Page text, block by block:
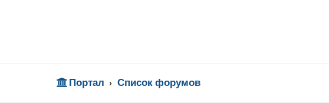
Портал Список форумов